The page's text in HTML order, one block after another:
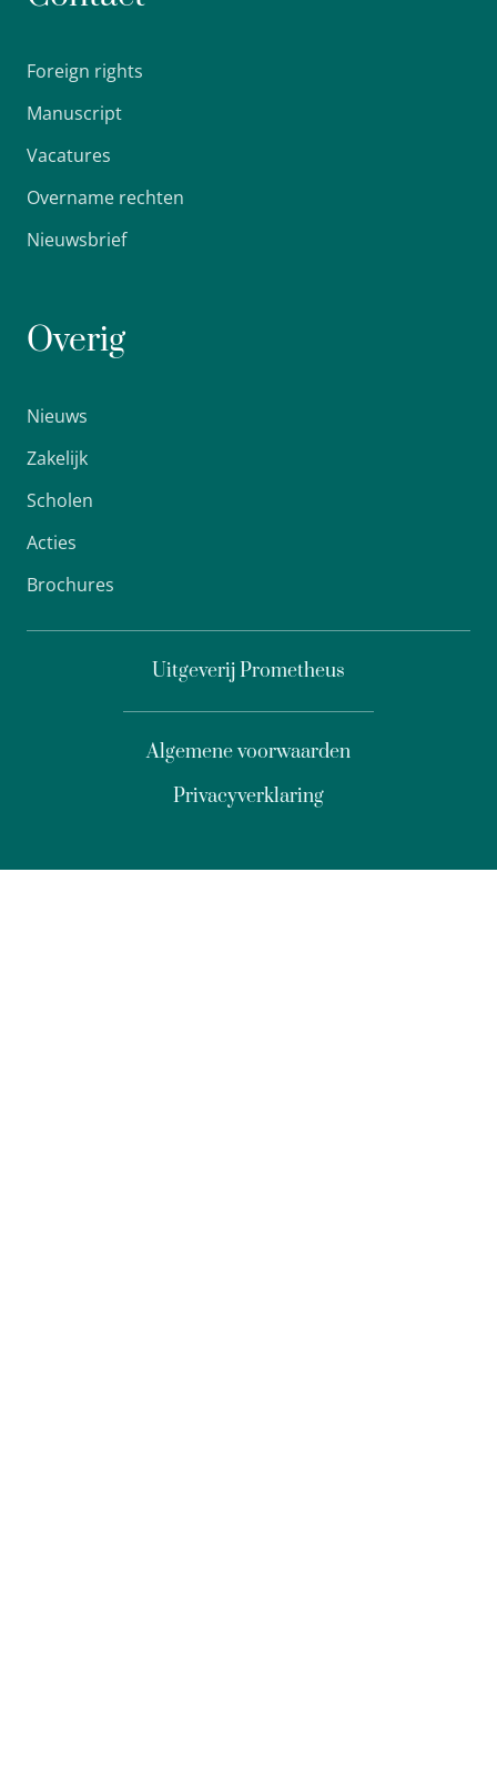
Foreign rights
Manuscript
Vacatures
Overname rechten
Nieuwsbrief
Overig
Nieuws
Zakelijk
Scholen
Acties
Brochures
Uitgeverij Prometheus
Privacyverklaring
Algemene voorwaarden